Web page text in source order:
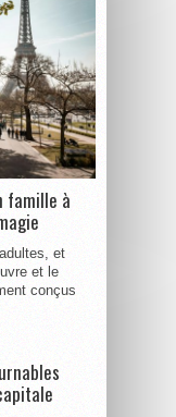
famille à
et
et le
conçus